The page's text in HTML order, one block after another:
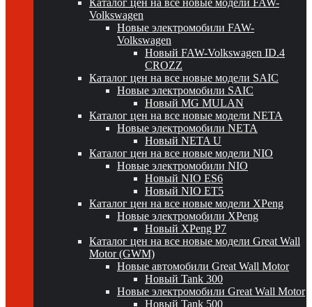
Каталог цен на все новые модели FAW-
Volkswagen
Новые электромобили FAW-
Volkswagen
Новый FAW-Volkswagen ID.4
CROZZ
Каталог цен на все новые модели SAIC
Новые электромобили SAIC
Новый MG MULAN
Каталог цен на все новые модели NETA
Новые электромобили NETA
Новый NETA U
Каталог цен на все новые модели NIO
Новые электромобили NIO
Новый NIO ES6
Новый NIO ET5
Каталог цен на все новые модели XPeng
Новые электромобили XPeng
Новый XPeng P7
Каталог цен на все новые модели Great Wall
Motor (GWM)
Новые автомобили Great Wall Motor
Новый Tank 300
Новые электромобили Great Wall Motor
Новый Tank 500